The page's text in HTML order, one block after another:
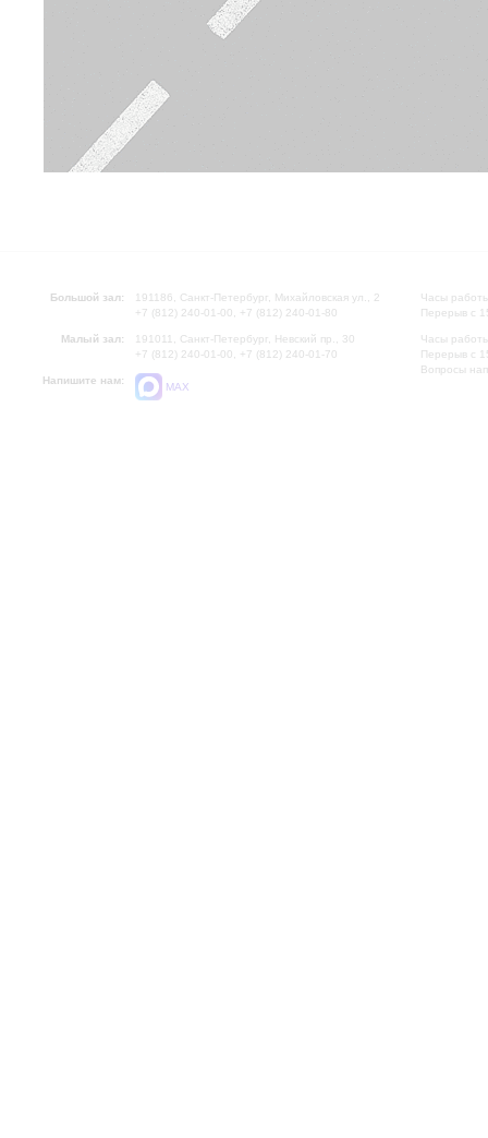
Большой зал:
191186, Санкт-Петербург, Михайловская ул., 2
+7 (812) 240-01-00, +7 (812) 240-01-80
Малый зал:
191011, Санкт-Петербург, Невский пр., 30
+7 (812) 240-01-00, +7 (812) 240-01-70
Напишите нам:
MAX
Часы
Перерыв с
Часы
Перерыв с
Вопросы